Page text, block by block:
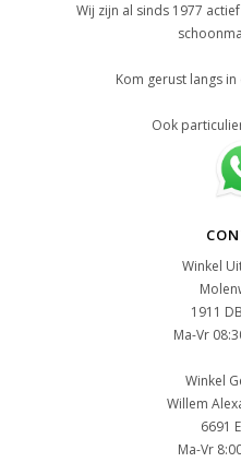
Wij zijn al sinds 1977
Kom gerust langs
Ook
Winkel
1911
Ma-Vr
Winkel
Willem
6691
Ma-Vr